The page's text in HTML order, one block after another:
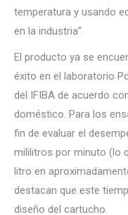
temperatura y usando
en la industria”.
El producto ya se
éxito en el laboratorio
del IFIBA de acuerdo
doméstico. Para los
fin de evaluar el
mililitros por minuto (lo
litro en
destacan que este
diseño del cartucho.